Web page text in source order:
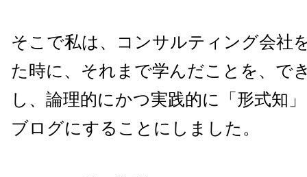
そこで私は、コンサルティング会社
た時に、それまで学んだことを、で
し、論理的にかつ実践的に「形式知
ブログにすることにしました。